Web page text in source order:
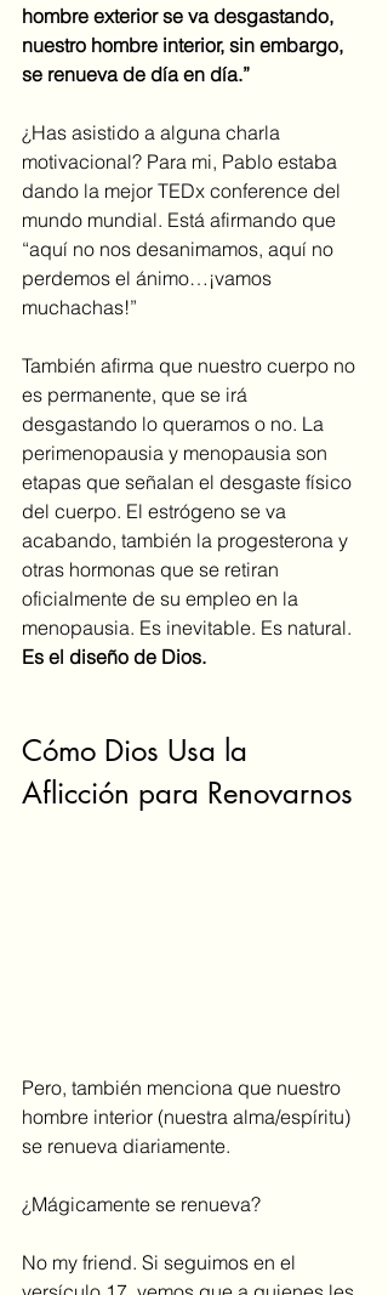
hombre exterior se va desgastando,
nuestro hombre interior, sin embargo,
se renueva de día en día.”
¿Has asistido a alguna charla
motivacional? Para mi, Pablo estaba
dando la mejor TEDx conference del
mundo mundial. Está afirmando que
“aquí no nos desanimamos, aquí no
perdemos el ánimo…¡vamos
muchachas!”
También afirma que nuestro cuerpo no
es permanente, que se irá
desgastando lo queramos o no. La
perimenopausia y menopausia son
etapas que señalan el desgaste físico
del cuerpo. El estrógeno se va
acabando, también la progesterona y
otras hormonas que se retiran
oficialmente de su empleo en la
menopausia. Es inevitable. Es natural.
Es el diseño de Dios.
Cómo Dios Usa la
Aflicción para Renovarnos
Pero, también menciona que nuestro
hombre interior (nuestra alma/espíritu)
se renueva diariamente.
¿Mágicamente se renueva?
No my friend. Si seguimos en el